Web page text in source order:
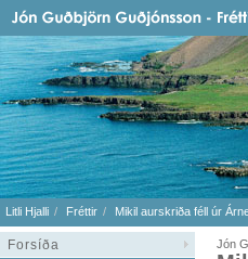
Litli Hjalli Fréttir Mikil aurskriða féll úr
Forsíða
Jón